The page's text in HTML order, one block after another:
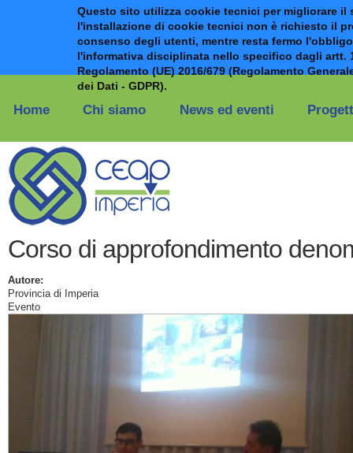
Questo sito utilizza cookie tecnici per migliorare il
l'installazione di cookie tecnici non è richiesto il
consenso degli utenti, mentre resta fermo
l'informativa disciplinata nello specifico dagli artt.
Regolamento (UE) 2016/679 (Regolamento
dei Dati - GDPR).
Salta al contenuto principale
Home Chi siamo News ed eventi
Corso di approfondimento
Autore:
Provincia di Imperia
Evento